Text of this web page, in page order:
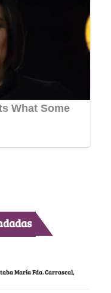
María Fda. Carrascal,